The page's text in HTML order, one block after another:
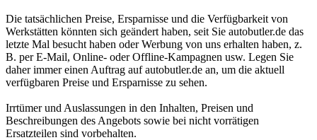
Die tatsächlichen Preise, Ersparnisse und die Verfügbarkeit von
Werkstätten könnten sich geändert haben, seit Sie autobutler.de das
letzte Mal besucht haben oder Werbung von uns erhalten haben, z.
B. per E-Mail, Online- oder Offline-Kampagnen usw. Legen Sie
daher immer einen Auftrag auf autobutler.de an, um die aktuell
verfügbaren Preise und Ersparnisse zu sehen.
Irrtümer und Auslassungen in den Inhalten, Preisen und
Beschreibungen des Angebots sowie bei nicht vorrätigen
Ersatzteilen sind vorbehalten.